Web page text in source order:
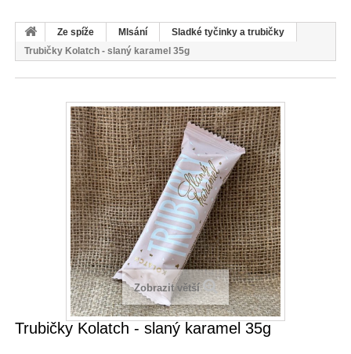
Ze spíže Mlsání
Sladké tyčinky a trubičky
Trubičky Kolatch - slaný karamel 35g
Zobrazit větší
Trubičky Kolatch - slaný karamel 35g